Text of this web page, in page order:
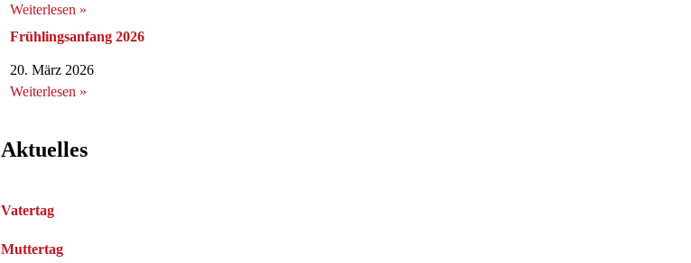
Weiterlesen »
Frühlingsanfang 2026
20. März 2026
Weiterlesen »
Aktuelles
Vatertag
Muttertag